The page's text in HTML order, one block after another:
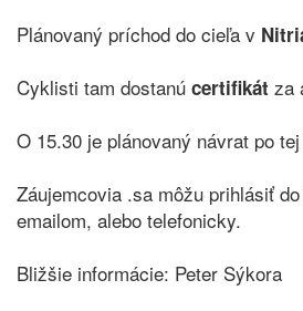
Plánovaný príchod do cieľa v
Cyklisti tam dostanú certifikát za
O 15.30 je plánovaný návrat po
Záujemcovia .sa môžu prihlásiť
emailom, alebo telefonicky.
Bližšie informácie: Peter Sýkora